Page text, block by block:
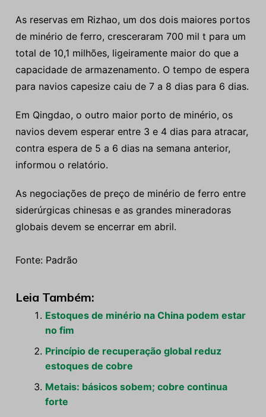
As reservas em Rizhao, um dos dois maiores portos
de minério de ferro, cresceraram 700 mil t para um
total de 10,1 milhões, ligeiramente maior do que a
capacidade de armazenamento. O tempo de espera
para navios capesize caiu de 7 a 8 dias para 6 dias.
Em Qingdao, o outro maior porto de minério, os
navios devem esperar entre 3 e 4 dias para atracar,
contra espera de 5 a 6 dias na semana anterior,
informou o relatório.
As negociações de preço de minério de ferro entre
siderúrgicas chinesas e as grandes mineradoras
globais devem se encerrar em abril.
Fonte: Padrão
Leia Também:
Estoques de minério na China podem estar
no fim
Princípio de recuperação global reduz
estoques de cobre
Metais: básicos sobem; cobre continua
forte